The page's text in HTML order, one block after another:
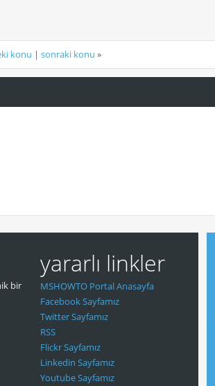
konu | sonraki konu »
bir
yararlı linkler
MSHOWTO Portal Anasayfa
Facebook Sayfamız
Twitter Sayfamız
RSS
Flickr Sayfamız
Linkedin Sayfamız
Youtube Sayfamız